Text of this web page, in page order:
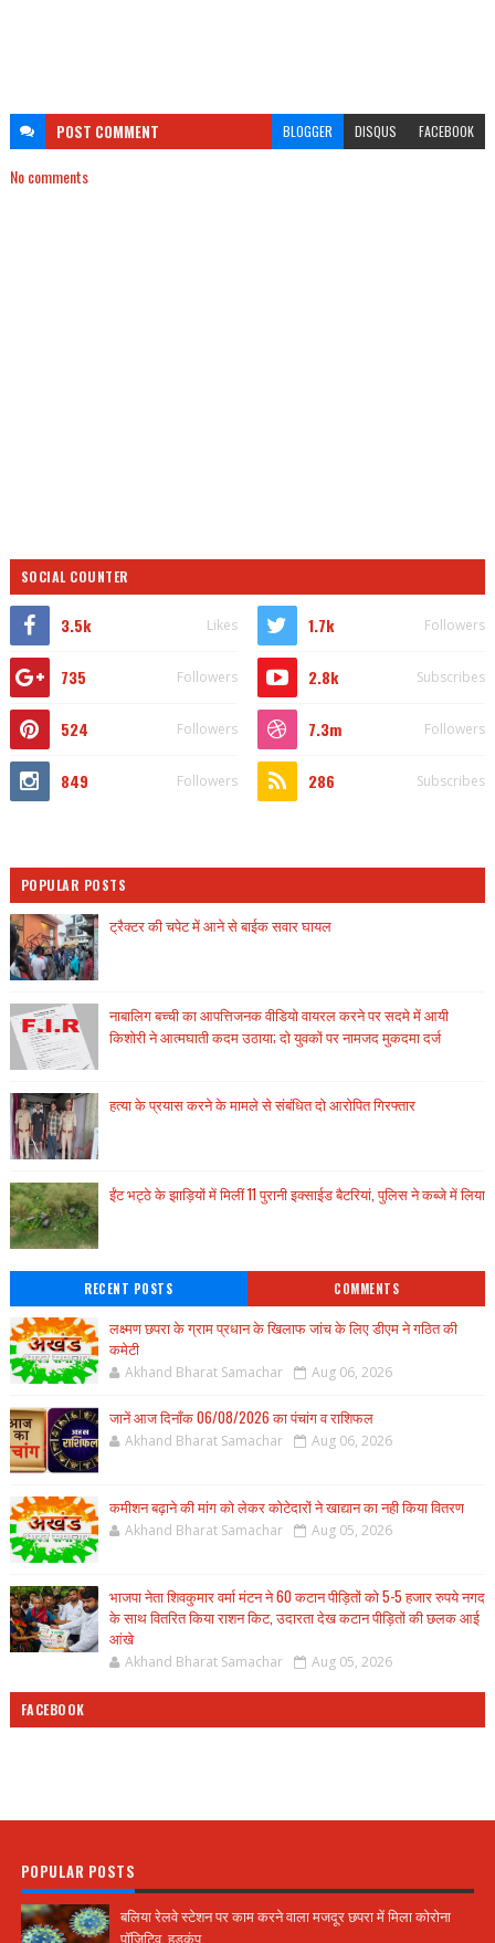
POST COMMENT BLOGGER DISQUS FACEBOOK
No comments
SOCIAL COUNTER
3.5k Likes 1.7k Followers
735 Followers 2.8k Subscribes
524 Followers 7.3m Followers
849 Followers 286 Subscribes
POPULAR POSTS
ट्रैक्टर की चपेट में आने से बाईक सवार घायल
नाबालिग बच्ची का आपत्तिजनक वीडियो वायरल करने पर सदमे में आयी
किशोरी ने आत्मघाती कदम उठाया; दो युवकों पर नामजद मुकदमा दर्ज
हत्या के प्रयास करने के मामले से संबंधित दो आरोपित गिरफ्तार
ईंट भट्ठे के झाड़ियों में मिलीं 11 पुरानी इक्साईड बैटरियां, पुलिस ने कब्जे में लिया
RECENT POSTS COMMENTS
लक्ष्मण छपरा के ग्राम प्रधान के खिलाफ जांच के लिए डीएम ने गठित की
कमेटी
Akhand Bharat Samachar Aug 06, 2026
जानें आज दिनाँक 06/08/2026 का पंचांग व राशिफल
Akhand Bharat Samachar Aug 06, 2026
कमीशन बढ़ाने की मांग को लेकर कोटेदारों ने खाद्यान का नही किया वितरण
Akhand Bharat Samachar Aug 05, 2026
भाजपा नेता शिवकुमार वर्मा मंटन ने 60 कटान पीड़ितों को 5-5 हजार रुपये नगद
के साथ वितरित किया राशन किट, उदारता देख कटान पीड़ितों की छलक आई
आंखे
Akhand Bharat Samachar Aug 05, 2026
FACEBOOK
POPULAR POSTS
बलिया रेलवे स्टेशन पर काम करने वाला मजदूर छपरा में मिला कोरोना
पॉजिटिव, हड़कंप